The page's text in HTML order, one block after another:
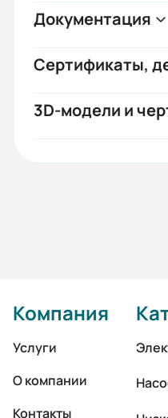
Документация
Сертификаты,
3D-модели и
Компания
Услуги
О компании
Контакты